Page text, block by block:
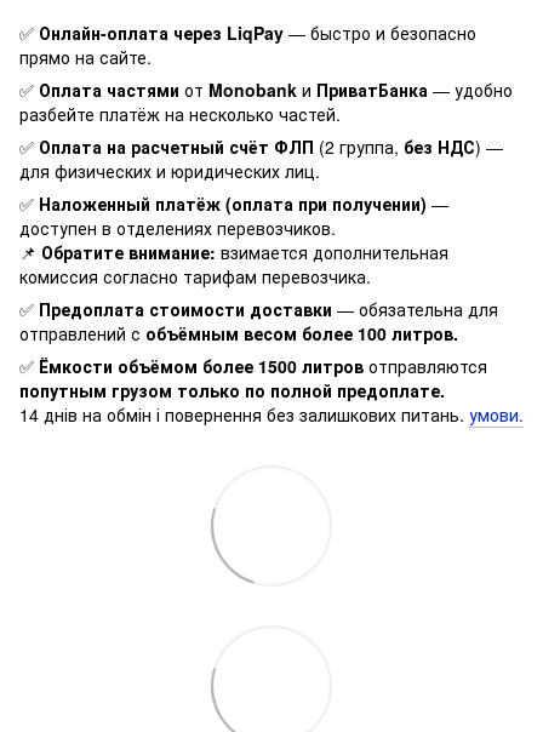
✅ Онлайн-оплата через LiqPay — быстро и безопасно
прямо на сайте.
✅ Оплата частями от Monobank и ПриватБанка — удобно
разбейте платёж на несколько частей.
✅ Оплата на расчетный счёт ФЛП (2 группа, без НДС) —
для физических и юридических лиц.
✅ Наложенный платёж (оплата при получении) —
доступен в отделениях перевозчиков.
📌 Обратите внимание: взимается дополнительная
комиссия согласно тарифам перевозчика.
✅ Предоплата стоимости доставки — обязательна для
отправлений с объёмным весом более 100 литров.
✅ Ёмкости объёмом более 1500 литров отправляются
попутным грузом только по полной предоплате.
14 днів на обмін і повернення без залишкових питань. умови.